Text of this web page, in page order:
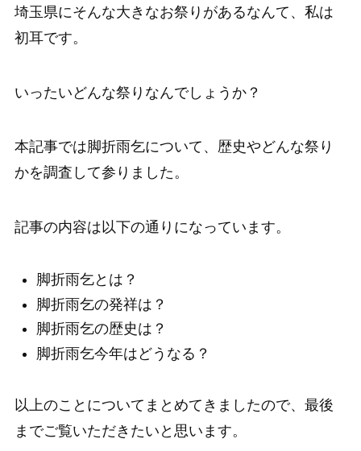
埼玉県にそんな大きなお祭りがあるなんて、私は
初耳です。
いったいどんな祭りなんでしょうか？
本記事では脚折雨乞について、歴史やどんな祭り
かを調査して参りました。
記事の内容は以下の通りになっています。
脚折雨乞とは？
脚折雨乞の発祥は？
脚折雨乞の歴史は？
脚折雨乞今年はどうなる？
以上のことについてまとめてきましたので、最後
までご覧いただきたいと思います。